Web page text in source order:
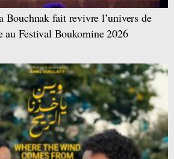
Bouchnak fait revivre l’univers de
au Festival Boukornine 2026